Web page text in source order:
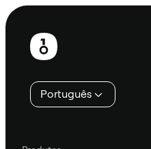
Rodapé
Português